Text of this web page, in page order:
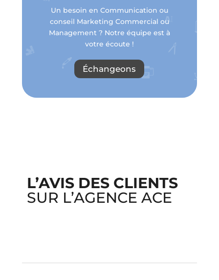
Un besoin en Communication ou
conseil Marketing Commercial ou
Management ? Notre équipe est à
votre écoute !
Échangeons
L’AVIS DES CLIENTS
SUR L’AGENCE ACE